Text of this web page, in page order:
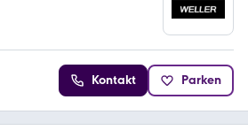
Kontakt Parken